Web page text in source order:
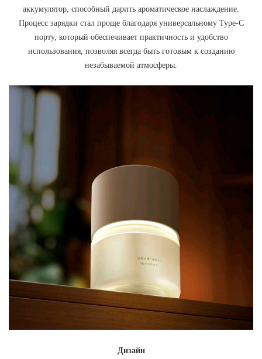
аккумулятор, способный дарить ароматическое наслаждение.
Процесс зарядки стал проще благодаря универсальному Type-C
порту, который обеспечивает практичность и удобство
использования, позволяя всегда быть готовым к созданию
незабываемой атмосферы.
Дизайн